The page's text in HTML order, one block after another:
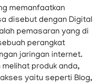
memanfaatkan
disebut dengan Digital
pemasaran yang di
perangkat
jaringan internet.
produk anda,
yaitu seperti Blog,